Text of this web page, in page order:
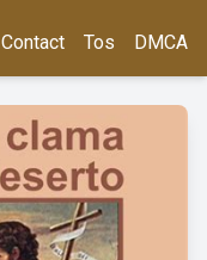
Contact Tos DMCA